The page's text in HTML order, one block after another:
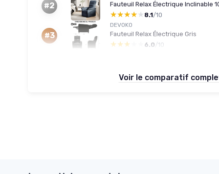
#2
★★★★★
★★★★★ 8.1/10
#3
DEVOKO
Fauteuil Relax Électrique Gris
★★★★★
★★★★★ 6.0 /10
Voir le comparatif